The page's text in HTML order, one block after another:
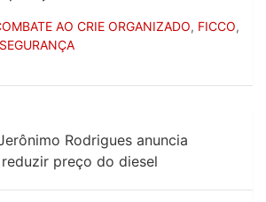
AO CRIE ORGANIZADO, FICCO,
SEGURANÇA
Rodrigues anuncia
preço do diesel